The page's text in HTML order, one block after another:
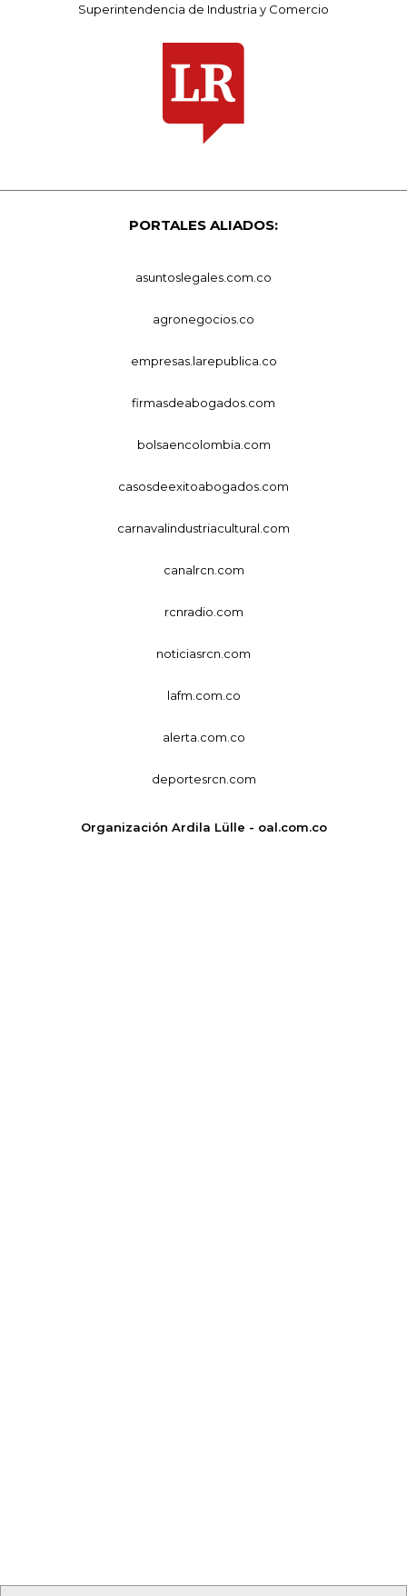
Superintendencia de Industria y Comercio
PORTALES ALIADOS:
asuntoslegales.com.co
agronegocios.co
empresas.larepublica.co
firmasdeabogados.com
bolsaencolombia.com
casosdeexitoabogados.com
carnavalindustriacultural.com
canalrcn.com
rcnradio.com
noticiasrcn.com
lafm.com.co
alerta.com.co
deportesrcn.com
Organización Ardila Lülle - oal.com.co